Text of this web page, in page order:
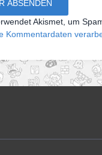
Akismet, um
Kommentardaten